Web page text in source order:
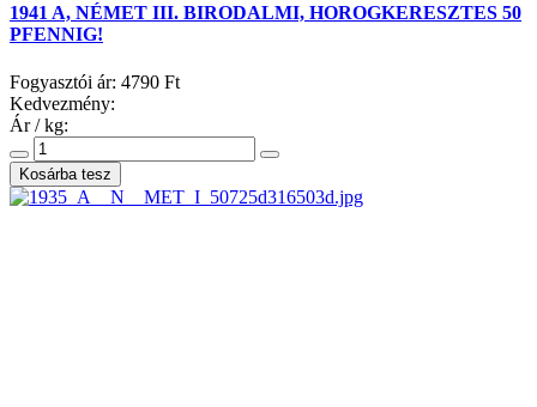
1941 A, NÉMET III. BIRODALMI, HOROGKERESZTES 50
PFENNIG!
Fogyasztói ár: 4790 Ft
Kedvezmény:
Ár / kg: